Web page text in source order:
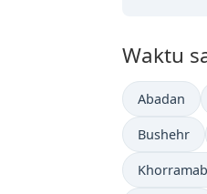
Waktu
Abadan
Bushehr